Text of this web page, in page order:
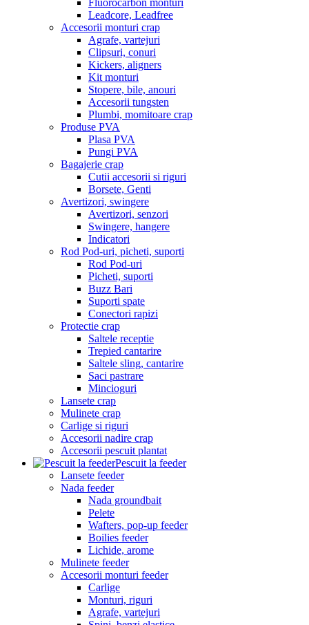
Fluorocarbon monturi
Leadcore, Leadfree
Accesorii monturi crap
Agrafe, vartejuri
Clipsuri, conuri
Kickers, aligners
Kit monturi
Stopere, bile, anouri
Accesorii tungsten
Plumbi, momitoare crap
Produse PVA
Plasa PVA
Pungi PVA
Bagajerie crap
Cutii accesorii si riguri
Borsete, Genti
Avertizori, swingere
Avertizori, senzori
Swingere, hangere
Indicatori
Rod Pod-uri, picheti, suporti
Rod Pod-uri
Picheti, suporti
Buzz Bari
Suporti spate
Conectori rapizi
Protectie crap
Saltele receptie
Trepied cantarire
Saltele sling, cantarire
Saci pastrare
Mincioguri
Lansete crap
Mulinete crap
Carlige si riguri
Accesorii nadire crap
Accesorii pescuit plantat
Pescuit la feeder
Lansete feeder
Nada feeder
Nada groundbait
Pelete
Wafters, pop-up feeder
Boilies feeder
Lichide, arome
Mulinete feeder
Accesorii monturi feeder
Carlige
Monturi, riguri
Agrafe, vartejuri